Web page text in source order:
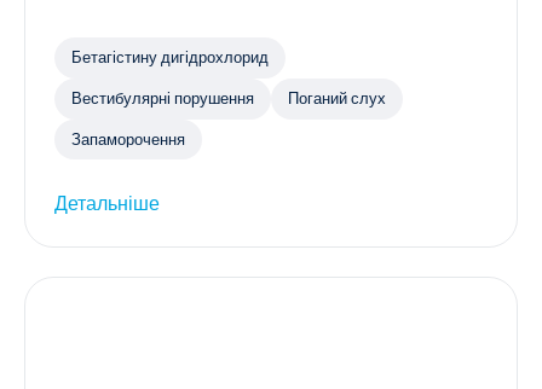
Бетагістину дигідрохлорид
Вестибулярні порушення Поганий слух
Запаморочення
Детальніше